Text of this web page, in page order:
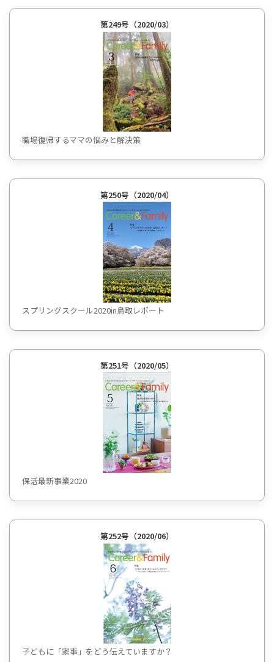
第249号（2020/03）
職場復帰するママの悩みと解決策
第250号（2020/04）
スプリングスクール2020in鳥取レポート
第251号（2020/05）
保活最新事業2020
第252号（2020/06）
子どもに「家事」をどう伝えていますか？